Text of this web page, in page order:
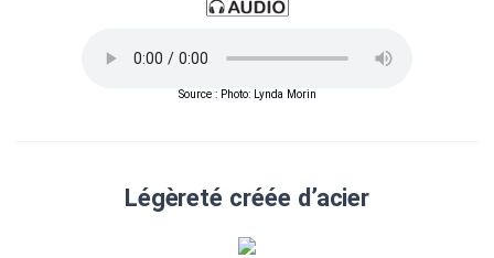
Source : Photo: Lynda Morin
Légèreté créée d’acier